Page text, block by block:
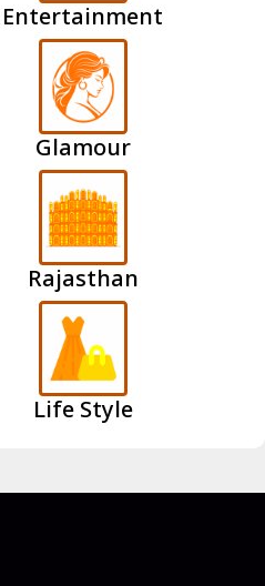
Entertainment
Glamour
Rajasthan
Life Style